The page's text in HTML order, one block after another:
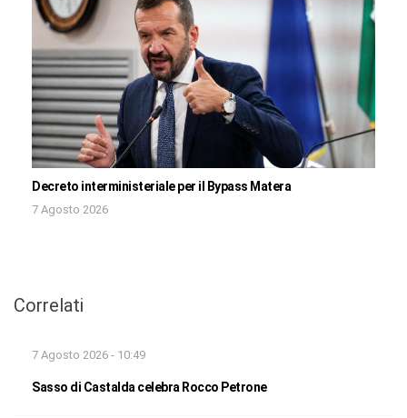
Decreto interministeriale per il Bypass Matera
7 Agosto 2026
Correlati
7 Agosto 2026 - 10:49
Sasso di Castalda celebra Rocco Petrone